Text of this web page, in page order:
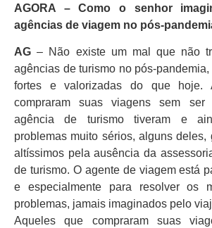
AGORA – Como o senhor
agências de viagem no pós-
AG– Não existe um mal que não
agências de turismo no pós-
fortes e valorizadas do que hoje.
compraram suas viagens sem
agência de turismo tiveram e
problemas muito sérios, alguns deles,
altíssimos pela ausência da
de turismo. O agente de viagem está
e especialmente para resolver os
problemas, jamais imaginados pelo
Aqueles que compraram suas